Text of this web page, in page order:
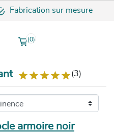
Fabrication sur mesure
(0)
(3)
armoire noir